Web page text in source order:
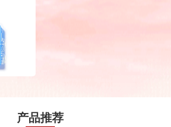
产品推荐